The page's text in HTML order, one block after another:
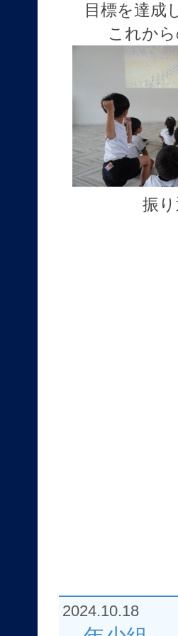
目標を達成
これか
振
2024.10.18